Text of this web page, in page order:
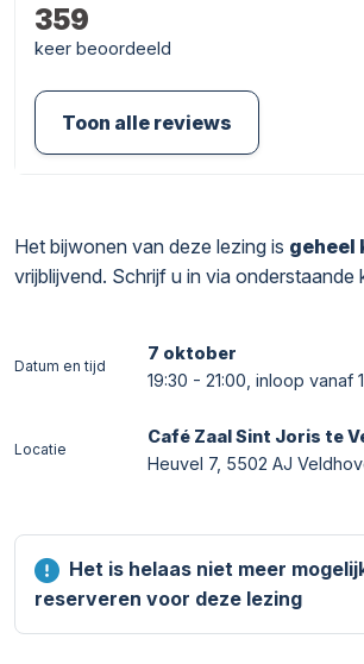
359
keer beoordeeld
Toon alle reviews
Het bijwonen van deze lezing is geheel
vrijblijvend. Schrijf u in via onderstaande
Datum en tijd
7 oktober
19:30 - 21:00, inloop vanaf
Locatie
Café Zaal Sint Joris te
Heuvel 7, 5502 AJ
Het is helaas niet meer
reserveren voor deze lezing